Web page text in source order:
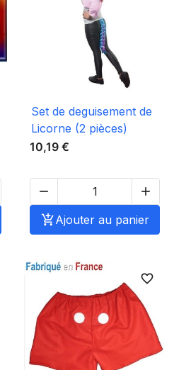
Set de deguisement de
Licorne (2 pièces)
10,19 €


Ajouter au panier
favorite_border